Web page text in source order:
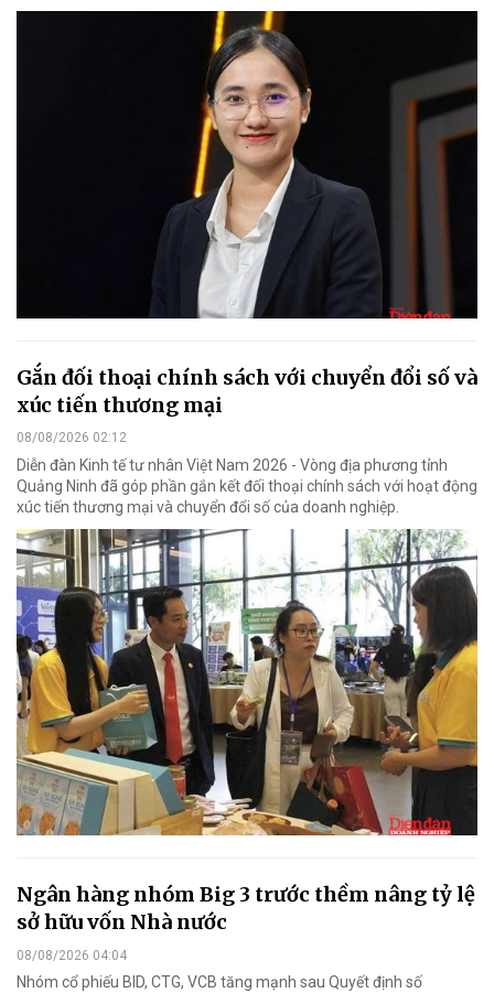
Gắn đối thoại chính sách với chuyển đổi số và
xúc tiến thương mại
08/08/2026 02:12
Diễn đàn Kinh tế tư nhân Việt Nam 2026 - Vòng địa phương tỉnh
Quảng Ninh đã góp phần gắn kết đối thoại chính sách với hoạt động
xúc tiến thương mại và chuyển đổi số của doanh nghiệp.
Ngân hàng nhóm Big 3 trước thềm nâng tỷ lệ
sở hữu vốn Nhà nước
08/08/2026 04:04
Nhóm cổ phiếu BID, CTG, VCB tăng mạnh sau Quyết định số